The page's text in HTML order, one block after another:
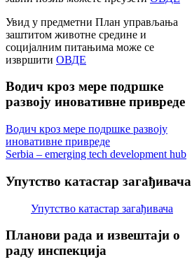
Увид у предметни План управљања
заштитом животне средине и
социјалним питањима може се
извршити ОВДЕ
Водич кроз мере подршке
развоју иновативне привреде
Водич кроз мере подршке развоју
иновативне привреде
Serbia – emerging tech development hub
Упутство катастар загађивача
Упутство катастар загађивача
Планови рада и извештаји о
раду инспекција